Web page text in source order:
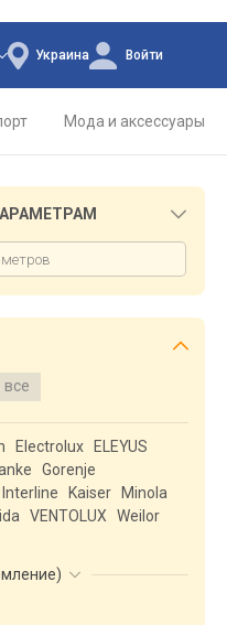
Украина Войти
Мода и аксессуары
все
Electrolux
ELEYUS
Gorenje
Interline Kaiser
Minola
VENTOLUX
Weilor
)